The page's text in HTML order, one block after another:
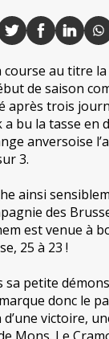
au titre
de saison
après trois
bu la tasse en
anversoise
3.
ainsi
des
est venue à
25 à 23 !
sa petite
donc le
victoire,